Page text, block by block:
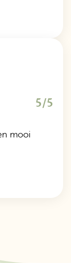
5/5
mooi